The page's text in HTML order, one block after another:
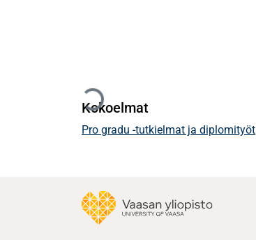
Ladataan...
Kokoelmat
Pro gradu -tutkielmat ja diplomityöt